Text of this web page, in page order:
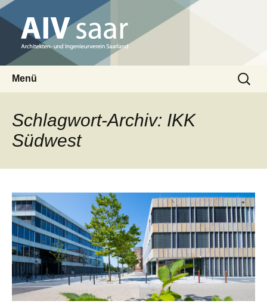
AIV saar
Architekten- und Ingenieurverein Saarland
Menü
Inhalt
springen
Suchen
nach:
Schlagwort-Archiv: IKK
Südwest